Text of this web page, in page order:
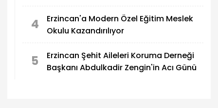
4
Erzincan'a Modern Özel Eğitim Meslek
Okulu Kazandırılıyor
5
Erzincan Şehit Aileleri Koruma Derneği
Başkanı Abdulkadir Zengin'in Acı Günü